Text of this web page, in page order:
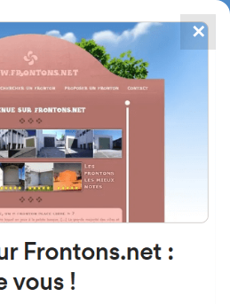
UN FRONTON
UN FRONTON
del Castillo,
✕